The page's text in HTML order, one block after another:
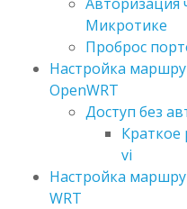
Микротике
Проброс
Настройка
OpenWRT
Доступ без
Краткое
vi
Настройка
WRT